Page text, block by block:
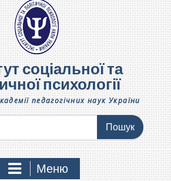
соціальної та
психології
педагогічних наук України
Меню